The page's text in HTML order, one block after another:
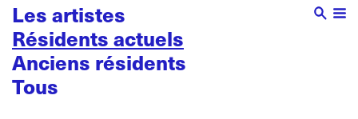
Les artistes
Résidents actuels
Anciens résidents
Tous